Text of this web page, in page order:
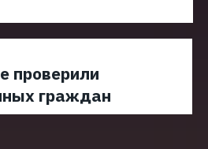
проверили
граждан